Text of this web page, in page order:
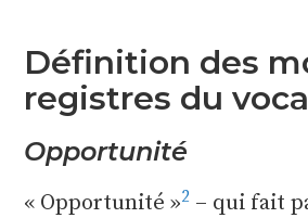
Définition des
registres du
Opportunité
« Opportunité »2 – qui fait